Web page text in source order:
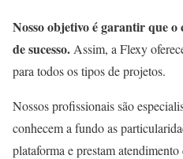
Nosso objetivo é garantir que
de sucesso. Assim, a Flexy
para todos os tipos de projetos.
Nossos profissionais são
conhecem a fundo as
plataforma e prestam